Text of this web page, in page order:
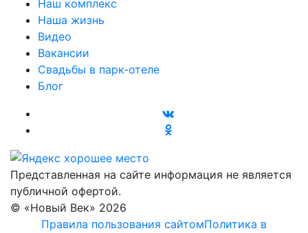
Наш комплекс
Наша жизнь
Видео
Вакансии
Свадьбы в парк-отеле
Блог
Представленная на сайте информация не является
публичной офертой.
© «Новый Век» 2026
Правила пользования сайтомПолитика в